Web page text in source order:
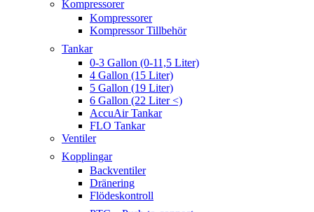
Kompressorer
Kompressorer
Kompressor Tillbehör
Tankar
0-3 Gallon (0-11,5 Liter)
4 Gallon (15 Liter)
5 Gallon (19 Liter)
6 Gallon (22 Liter <)
AccuAir Tankar
FLO Tankar
Ventiler
Kopplingar
Backventiler
Dränering
Flödeskontroll